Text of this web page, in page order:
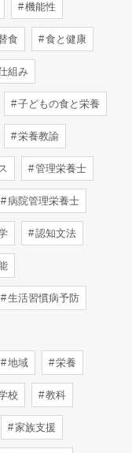
機能性
食 食と健康
組み
子どもの食と栄養
栄養教諭
管理栄養士
病院管理栄養士
認知文法
生活習慣病予防
地域 栄養
校 教科
家族支援